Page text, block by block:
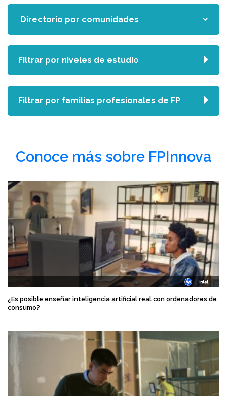
Conoce más sobre FPInnova
¿Es posible enseñar inteligencia artificial real con ordenadores de
consumo?
Filtrar por niveles de estudio
Filtrar por familias profesionales de FP